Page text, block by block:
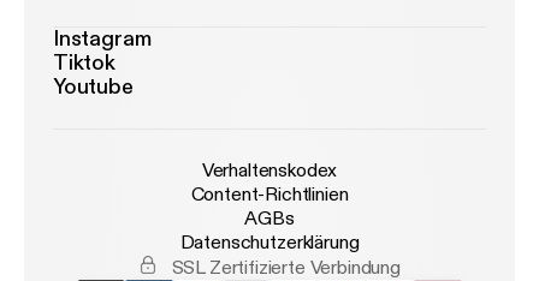
Instagram
Tiktok
Youtube
Verhaltenskodex
Content-Richtlinien
AGBs
Datenschutzerklärung
SSL Zertifizierte Verbindung